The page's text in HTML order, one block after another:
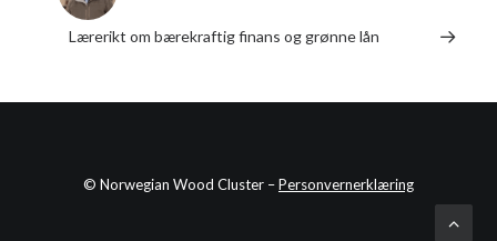
Lærerikt om bærekraftig finans og grønne lån
© Norwegian Wood Cluster –Personvernerklæring